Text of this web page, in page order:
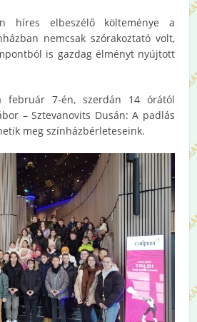
híres elbeszélő költeménye a
nemcsak szórakoztató volt,
is gazdag élményt nyújtott
február 7-én, szerdán 14 órától
– Sztevanovits Dusán: A padlás
meg színházbérleteseink.